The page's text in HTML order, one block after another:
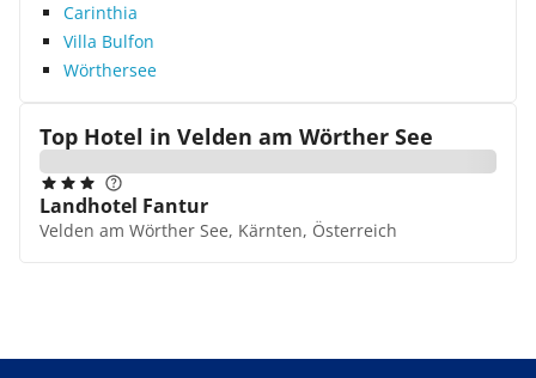
Carinthia
Villa Bulfon
Wörthersee
Top Hotel in Velden am Wörther See
Landhotel Fantur
Velden am Wörther See, Kärnten, Österreich